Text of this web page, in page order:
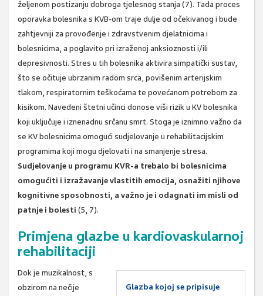
željenom postizanju dobroga tjelesnog stanja (7). Tada proces
oporavka bolesnika s KVB-om traje dulje od očekivanog i bude
zahtjevniji za provođenje i zdravstvenim djelatnicima i
bolesnicima, a poglavito pri izraženoj anksioznosti i/ili
depresivnosti. Stres u tih bolesnika aktivira simpatički sustav,
što se očituje ubrzanim radom srca, povišenim arterijskim
tlakom, respiratornim teškoćama te povećanom potrebom za
kisikom. Navedeni štetni učinci donose viši rizik u KV bolesnika
koji uključuje i iznenadnu srčanu smrt. Stoga je iznimno važno da
se KV bolesnicima omogući sudjelovanje u rehabilitacijskim
programima koji mogu djelovati i na smanjenje stresa.
Sudjelovanje u programu KVR-a trebalo bi bolesnicima
omogućiti i izražavanje vlastitih emocija, osnažiti njihove
kognitivne sposobnosti, a važno je i odagnati im misli od
patnje i bolesti (5, 7).
Primjena glazbe u kardiovaskularnoj
rehabilitaciji
Glazba kojoj se pripisuje
Dok je muzikalnost, s
obzirom na nečije